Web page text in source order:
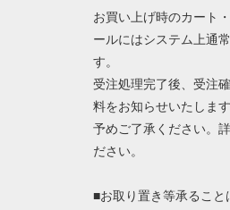
お買い上げ時のカート
ールにはシステム上通
す。
受注処理完了後、受注
料をお知らせいたします
予めご了承ください。
ださい。
■お取り置き等承ること